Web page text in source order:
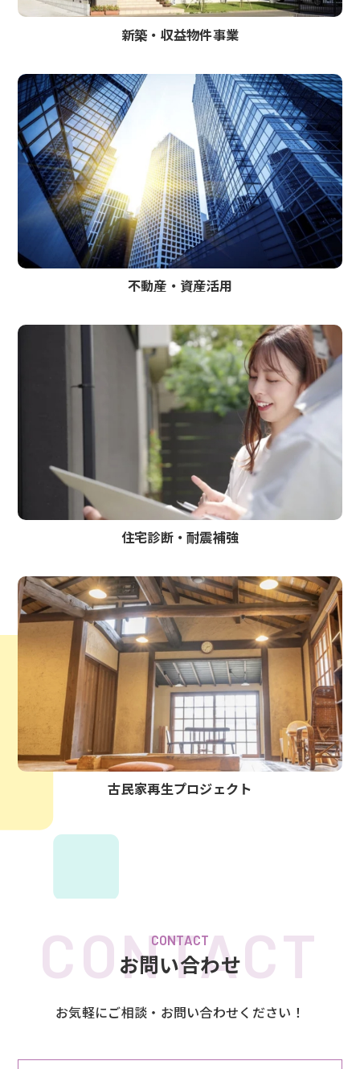
新築‧収益物件事業
不動産・資産活用
住宅診断・耐震補強
古民家再生プロジェクト
CONTACT
お問い合わせ
お気軽にご相談・お問い合わせください！